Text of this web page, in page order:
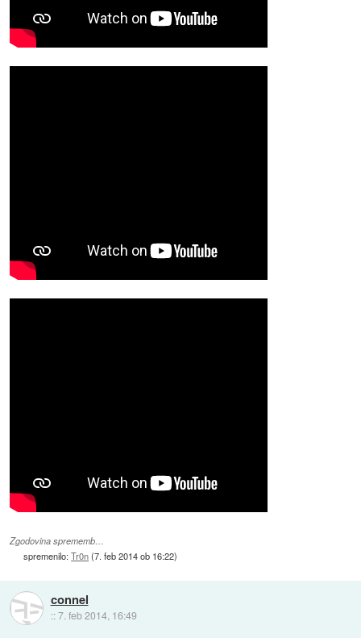
Zgodovina sprememb…
spremenilo:Tr0n(7. feb 2014 ob 16:22)
connel
::7. feb 2014, 16:49